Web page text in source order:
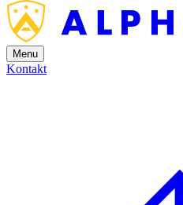
Menu
Kontakt